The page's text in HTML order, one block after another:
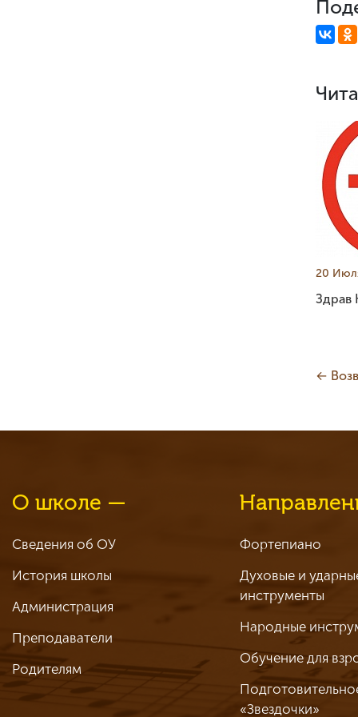
20
Здрав
←
О школе —
Сведения об ОУ
История школы
Администрация
Преподаватели
Родителям
Фортепиано
Духовые и
инструменты
Народные
Обучение для
«Звездочки»